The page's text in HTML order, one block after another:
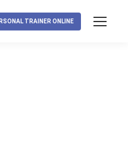
TRAINER ONLINE